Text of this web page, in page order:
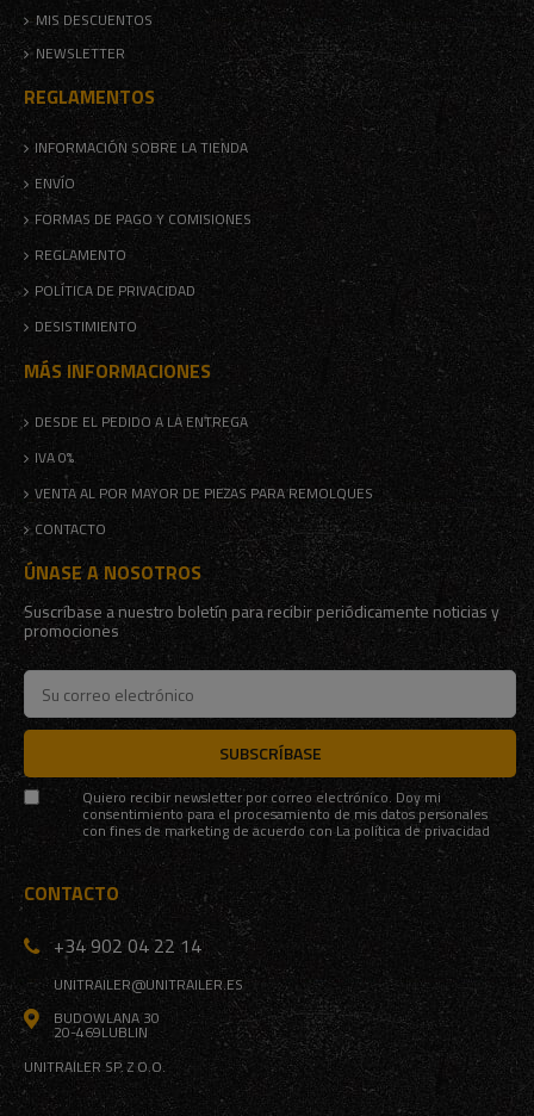
MIS DESCUENTOS
NEWSLETTER
REGLAMENTOS
INFORMACIÓN SOBRE LA TIENDA
ENVÍO
FORMAS DE PAGO Y COMISIONES
REGLAMENTO
POLÍTICA DE PRIVACIDAD
DESISTIMIENTO
MÁS INFORMACIONES
DESDE EL PEDIDO A LA ENTREGA
IVA 0%
VENTA AL POR MAYOR DE PIEZAS PARA REMOLQUES
CONTACTO
ÚNASE A NOSOTROS
Suscríbase a nuestro boletín para recibir periódicamente noticias y
promociones
SUBSCRÍBASE
Quiero recibir newsletter por correo electrónico. Doy mi
consentimiento para el procesamiento de mis datos personales
con fines de marketing de acuerdo conLa política de privacidad
CONTACTO
+34 902 04 22 14
UNITRAILER@UNITRAILER.ES
BUDOWLANA 30
20-469LUBLIN
UNITRAILER SP. Z O.O.